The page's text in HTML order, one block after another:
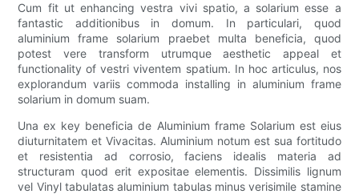
Cum fit ut enhancing vestra vivi spatio, a solarium esse a
fantastic additionibus in domum. In particulari, quod
aluminium frame solarium praebet multa beneficia, quod
potest vere transform utrumque aesthetic appeal et
functionality of vestri viventem spatium. In hoc articulus, nos
explorandum variis commoda installing in aluminium frame
solarium in domum suam.
Una ex key beneficia de Aluminium frame Solarium est eius
diuturnitatem et Vivacitas. Aluminium notum est sua fortitudo
et resistentia ad corrosio, faciens idealis materia ad
structuram quod erit expositae elementis. Dissimilis lignum
vel Vinyl tabulatas aluminium tabulas minus verisimile stamine